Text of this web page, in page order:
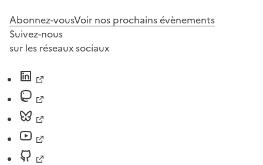
Abonnez-vousVoir nos prochains évènements
Suivez-nous
sur les réseaux sociaux